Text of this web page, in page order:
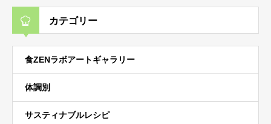
カテゴリー
食ZENラボアートギャラリー
体調別
サスティナブルレシピ